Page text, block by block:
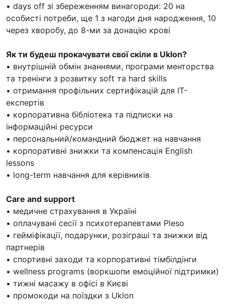
• days off зі збереженням винагороди: 20 на
особисті потреби, ще 1 з нагоди дня народження, 10
через хворобу, до 8-ми за донацію крові
Як ти будеш прокачувати свої скіли в Uklon?
• внутрішній обмін знаннями, програми менторства
та тренінги з розвитку soft та hard skills
• отримання профільних сертифікацій для IT-
експертів
• корпоративна бібліотека та підписки на
інформаційні ресурси
• персональний/командний бюджет на навчання
• корпоративні знижки та компенсація English
lessons
• long-term навчання для керівників
Care and support
• медичне страхування в Україні
• оплачувані сесії з психотерапевтами Pleso
• гейміфікації, подарунки, розіграші та знижки від
партнерів
• спортивні заходи та корпоративні тімбілдінги
• wellness programs (воркшопи емоційної підтримки)
• тижні масажу в офісі в Києві
• промокоди на поїздки з Uklon